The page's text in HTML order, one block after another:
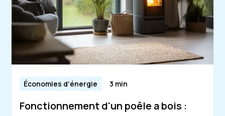
Économies d'énergie 3 min
Fonctionnement d'un poêle a bois :